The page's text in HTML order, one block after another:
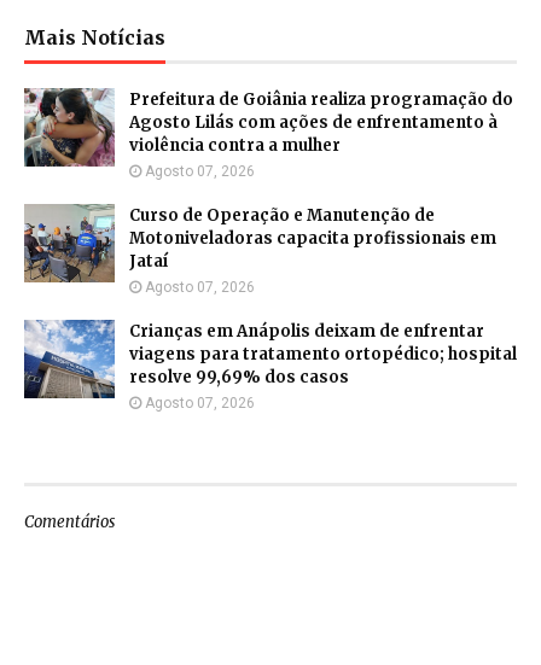
Mais Notícias
Prefeitura de Goiânia realiza programação do
Agosto Lilás com ações de enfrentamento à
violência contra a mulher
Agosto 07, 2026
Curso de Operação e Manutenção de
Motoniveladoras capacita profissionais em
Jataí
Agosto 07, 2026
Crianças em Anápolis deixam de enfrentar
viagens para tratamento ortopédico; hospital
resolve 99,69% dos casos
Agosto 07, 2026
Comentários